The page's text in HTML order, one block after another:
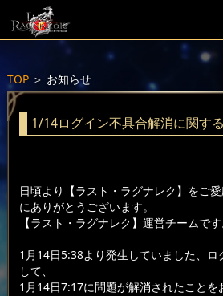
TOP＞ お知らせ
1/14ログイン不具合解消に関す
日頃より【ラスト・ラグナレク】をご
にありがとうございます。
【ラスト・ラグナレク】運営チームです
1月14日5:38より発生していました、ロ
して、
1月14日7:17に問題が解消されたことを